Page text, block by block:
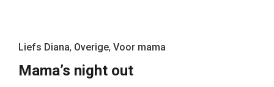
Liefs Diana, Overige, Voor mama
Mama’s night out